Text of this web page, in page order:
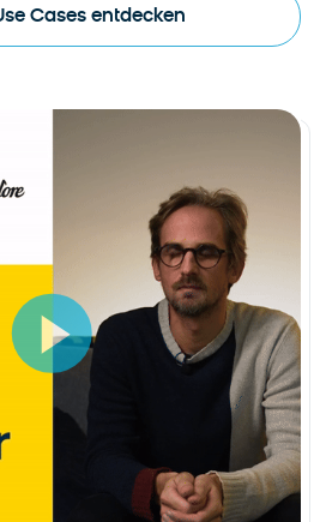
Cases entdecken